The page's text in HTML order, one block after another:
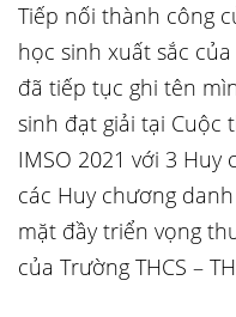
Tiếp nối thành công
học sinh xuất sắc của
đã tiếp tục ghi tên
sinh đạt giải tại Cuộc
IMSO 2021 với 3 Huy
các Huy chương
mặt đầy triển vọng
của Trường THCS –